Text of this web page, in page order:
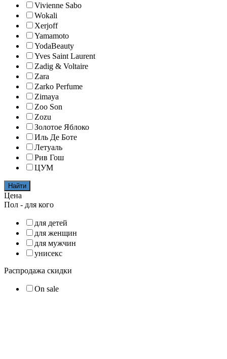
Vivienne Sabo
Wokali
Xerjoff
Yamamoto
YodaBeauty
Yves Saint Laurent
Zadig & Voltaire
Zara
Zarko Perfume
Zimaya
Zoo Son
Zozu
Золотое Яблоко
Иль Де Боте
Летуаль
Рив Гош
ЦУМ
Найти
Цена
Пол - для кого
для детей
для женщин
для мужчин
унисекс
Распродажа скидки
On sale